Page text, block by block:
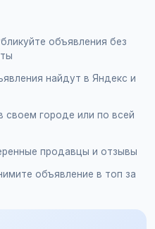
объявления без
найдут в Яндекс и
своем городе или по всей
продавцы и отзывы
объявление в топ за